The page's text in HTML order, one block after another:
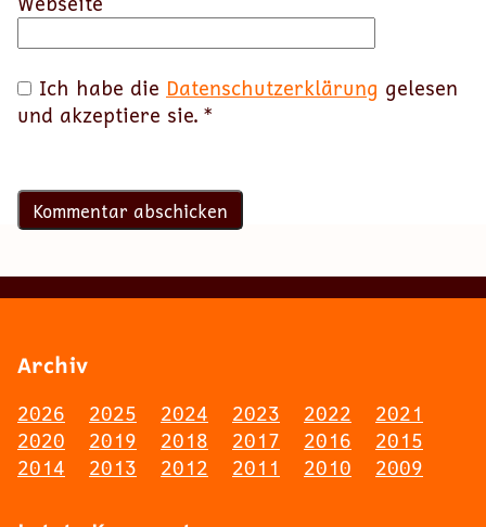
Ich habe die Datenschutzerklärung gelesen
und akzeptiere sie. *
Archiv
2026 2025 2024 2023 2022
2021
2020
2019 2018 2017 2016
2015
2014
2013 2012 2011 2010 2009